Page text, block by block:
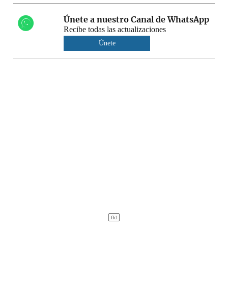
Únete a nuestro Canal de WhatsApp
Recibe todas las actualizaciones
Únete